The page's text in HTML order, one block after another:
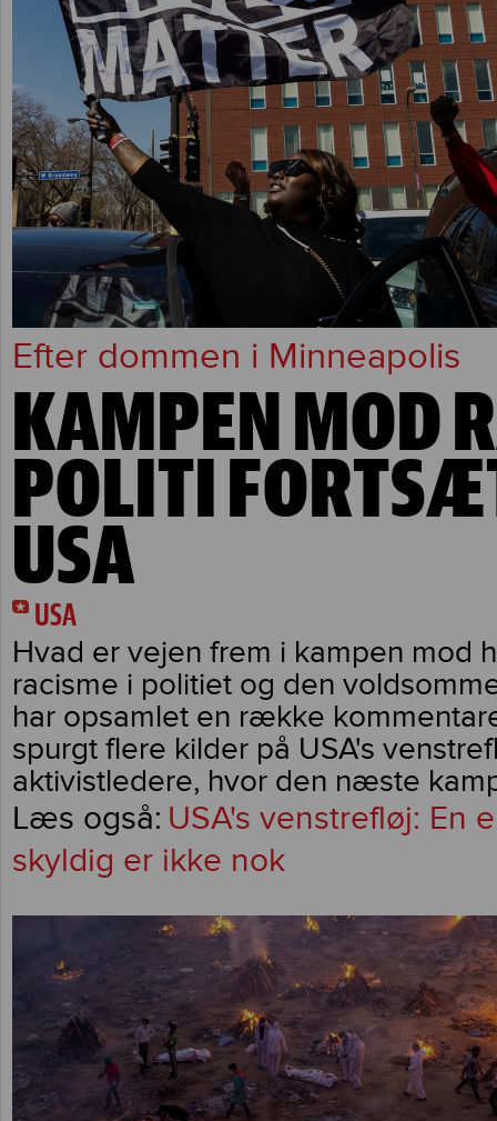
Efter dommen i Minneapolis
KAMPEN MOD
POLITI
USA
USA
Hvad er vejen frem i kampen mod
racisme i politiet og den
har opsamlet en række
spurgt flere kilder på USA's
aktivistledere, hvor den næste
USA's venstrefløj: En
skyldig er ikke nok